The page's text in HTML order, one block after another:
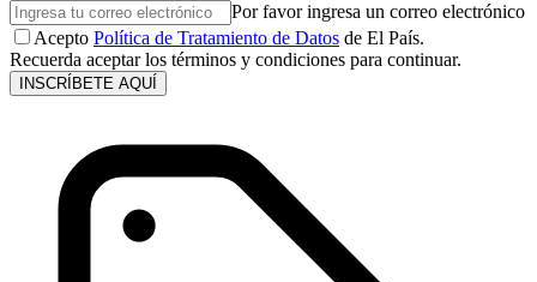
Por favor ingresa un correo electrónico
Acepto Política de Tratamiento de Datos de El País.
Recuerda aceptar los términos y condiciones para continuar.
INSCRÍBETE AQUÍ